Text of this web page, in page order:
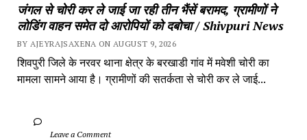
जंगल से चोरी कर ले जाई जा रही तीन भैंसें बरामद, ग्रामीणों ने
लोडिंग वाहन समेत दो आरोपियों को दबोचा / Shivpuri News
BY AJEYRAJSAXENA ON AUGUST 9, 2026
शिवपुरी जिले के नरवर थाना क्षेत्र के बरखाडी गांव में मवेशी चोरी का
मामला सामने आया है। ग्रामीणों की सतर्कता से चोरी कर ले जाई...
		Leave a Comment